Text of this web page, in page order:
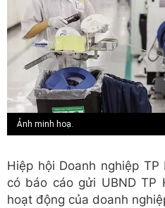
Ảnh minh hoạ.
Hiệp hội Doanh nghiệp
có báo cáo gửi UBND TP
hoạt động của doanh